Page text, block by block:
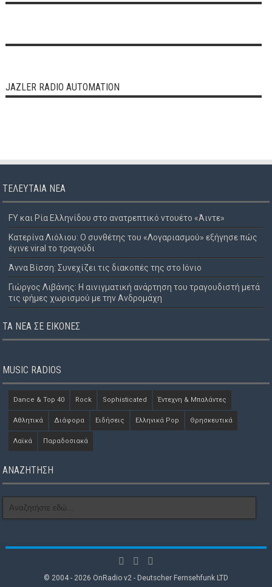
JAZLER RADIO AUTOMATION
ΤΕΛΕΥΤΑΊΑ ΝΈΑ
FY και Ρία Ελληνίδου στο ανατρεπτικό ντουέτο «Άιντε»
Κατερίνα Λιόλιου: Ο συνθέτης του «Λογαριασμού» εξήγησε πώς
έγινε viral το τραγούδι
Άννα Βίσση: Συνεχίζει τις διακοπές της στο Ιόνιο
Γιώργος Λιβάνης: Η αινιγματική ανάρτηση του τραγουδιστή μετά
τις φήμες χωρισμού με την Ανδρομάχη
ΤΑ ΝΈΑ ΣΕ ΕΙΚΌΝΕΣ
MUSIC RADIOS
Dance & Top 40 Rock Sophisticated Έντεχνη & Μπαλάντες
Αθλητικά Διάφορα Ειδήσεις Ελληνικά Pop Θρησκευτικά
Λαϊκά Παραδοσιακά
ΑΝΑΖΗΤΗΣΗ
© 2004 - 2026 OnRadio v2 - Deutscher Fernsehfunk LTD